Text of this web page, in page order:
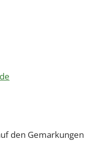
den Gemarkungen